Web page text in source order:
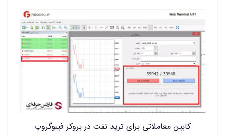
کابین معاملاتی برای ترید نفت در بروکر فیبوگروپ